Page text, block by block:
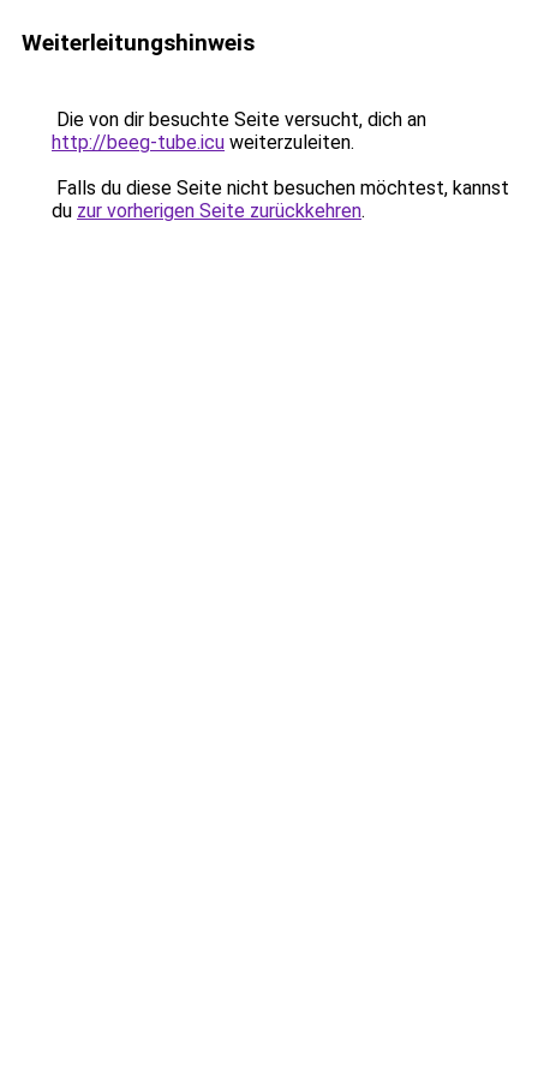
Weiterleitungshinweis
Die von dir besuchte Seite versucht, dich an
http://beeg-tube.icu weiterzuleiten.
Falls du diese Seite nicht besuchen möchtest, kannst
du zur vorherigen Seite zurückkehren.